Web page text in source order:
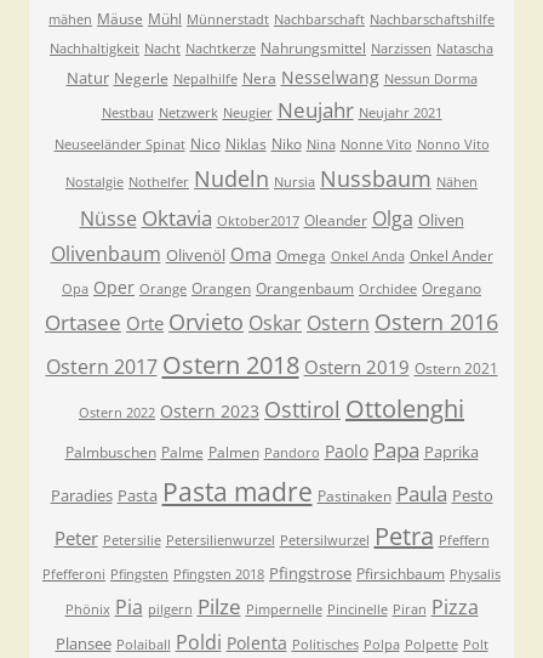
mähen Mäuse Mühl Münnerstadt Nachbarschaft Nachbarschaftshilfe
Nachhaltigkeit Nacht Nachtkerze Nahrungsmittel Narzissen Natascha
Natur Negerle Nepalhilfe Nera Nesselwang Nessun Dorma
Nestbau Netzwerk Neugier Neujahr Neujahr 2021
Neuseeländer Spinat Nico Niklas Niko Nina Nonne Vito Nonno Vito
Nostalgie Nothelfer Nudeln Nursia Nussbaum Nähen
Nüsse Oktavia Oktober2017 Oleander Olga Oliven
Olivenbaum Olivenöl Oma Omega Onkel Anda Onkel Ander
Opa Oper Orange Orangen Orangenbaum Orchidee Oregano
Ortasee Orte Orvieto Oskar Ostern Ostern 2016
Ostern 2017 Ostern 2018 Ostern 2019 Ostern 2021
Ostern 2022 Ostern 2023 Osttirol Ottolenghi
Palmbuschen Palme Palmen Pandoro Paolo Papa Paprika
Paradies Pasta Pasta madre Pastinaken Paula Pesto
Peter Petersilie Petersilienwurzel Petersilwurzel Petra Pfeffern
Pfefferoni Pfingsten Pfingsten 2018 Pfingstrose Pfirsichbaum Physalis
Phönix Pia pilgern Pilze Pimpernelle Pincinelle Piran Pizza
Plansee Polaiball Poldi Polenta Politisches Polpa Polpette Polt